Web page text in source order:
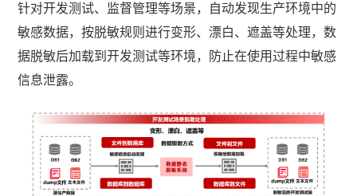
针对开发测试、监督管理等场景，自动发现生产环境中的
敏感数据，按脱敏规则进行变形、漂白、遮盖等处理，数
据脱敏后加载到开发测试等环境，防止在使用过程中敏感
信息泄露。